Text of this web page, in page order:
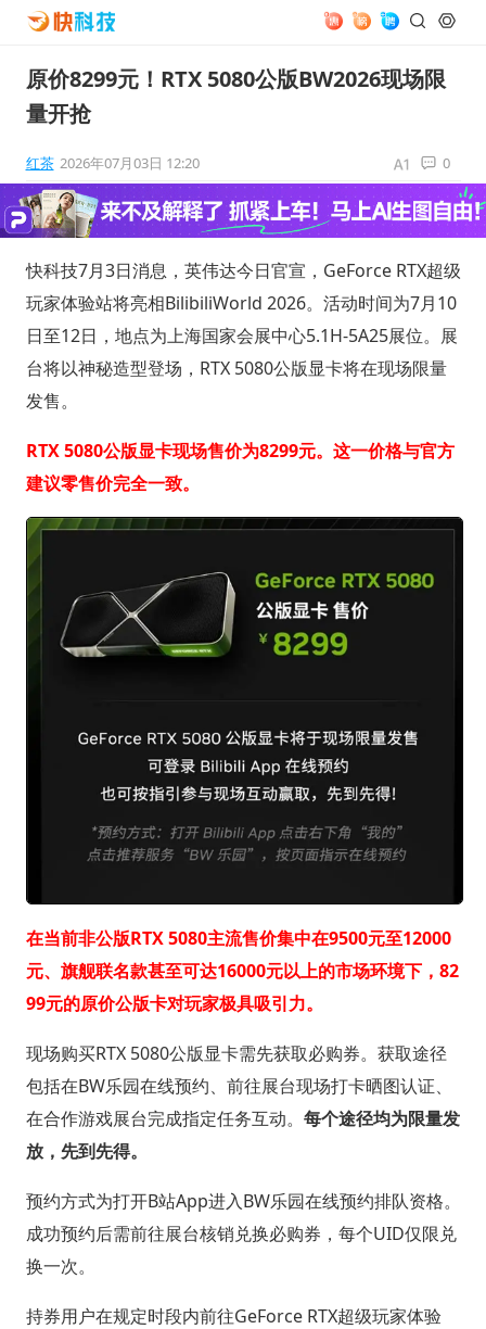
原价8299元！RTX 5080公版BW2026现场限
量开抢
红茶 2026年07月03日 12:20 0
快科技7月3日消息，英伟达今日官宣，GeForce RTX超级
玩家体验站将亮相BilibiliWorld 2026。活动时间为7月10
日至12日，地点为上海国家会展中心5.1H-5A25展位。展
台将以神秘造型登场，RTX 5080公版显卡将在现场限量
发售。
RTX 5080公版显卡现场售价为8299元。这一价格与官方
建议零售价完全一致。
在当前非公版RTX 5080主流售价集中在9500元至12000
元、旗舰联名款甚至可达16000元以上的市场环境下，82
99元的原价公版卡对玩家极具吸引力。
现场购买RTX 5080公版显卡需先获取必购券。获取途径
包括在BW乐园在线预约、前往展台现场打卡晒图认证、
在合作游戏展台完成指定任务互动。 每个途径均为限量发
放，先到先得。
预约方式为打开B站App进入BW乐园在线预约排队资格。
成功预约后需前往展台核销兑换必购券，每个UID仅限兑
换一次。
持券用户在规定时段内前往GeForce RTX超级玩家体验